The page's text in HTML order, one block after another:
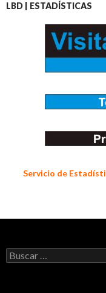
LBD | ESTADÍSTICAS
Servicio de
Buscar: